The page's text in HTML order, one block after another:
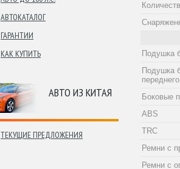
АВТОКАТАЛОГ
ГАРАНТИИ
КАК КУПИТЬ
АВТО ИЗ КИТАЯ
ТЕКУЩИЕ ПРЕДЛОЖЕНИЯ
Подушка
Подушка
Боковые
ABS
TRC
Ремни с
Ремни с